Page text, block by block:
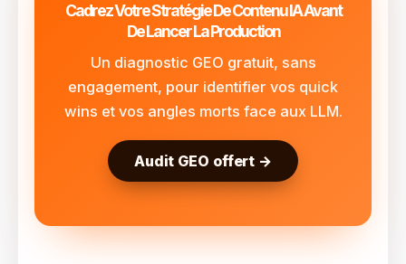
Cadrez Votre Stratégie De Contenu IA Avant
De Lancer La Production
Un diagnostic GEO gratuit, sans
engagement, pour identifier vos quick
wins et vos angles morts face aux LLM.
Audit GEO offert →